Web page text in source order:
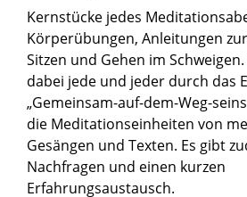
Kernstücke jedes
Körperübungen, Anleitungen
Sitzen und Gehen im
dabei jede und jeder durch das
„Gemeinsam-auf-dem-Weg-
die Meditationseinheiten von
Gesängen und Texten. Es gibt
Nachfragen und einen kurzen
Erfahrungsaustausch.